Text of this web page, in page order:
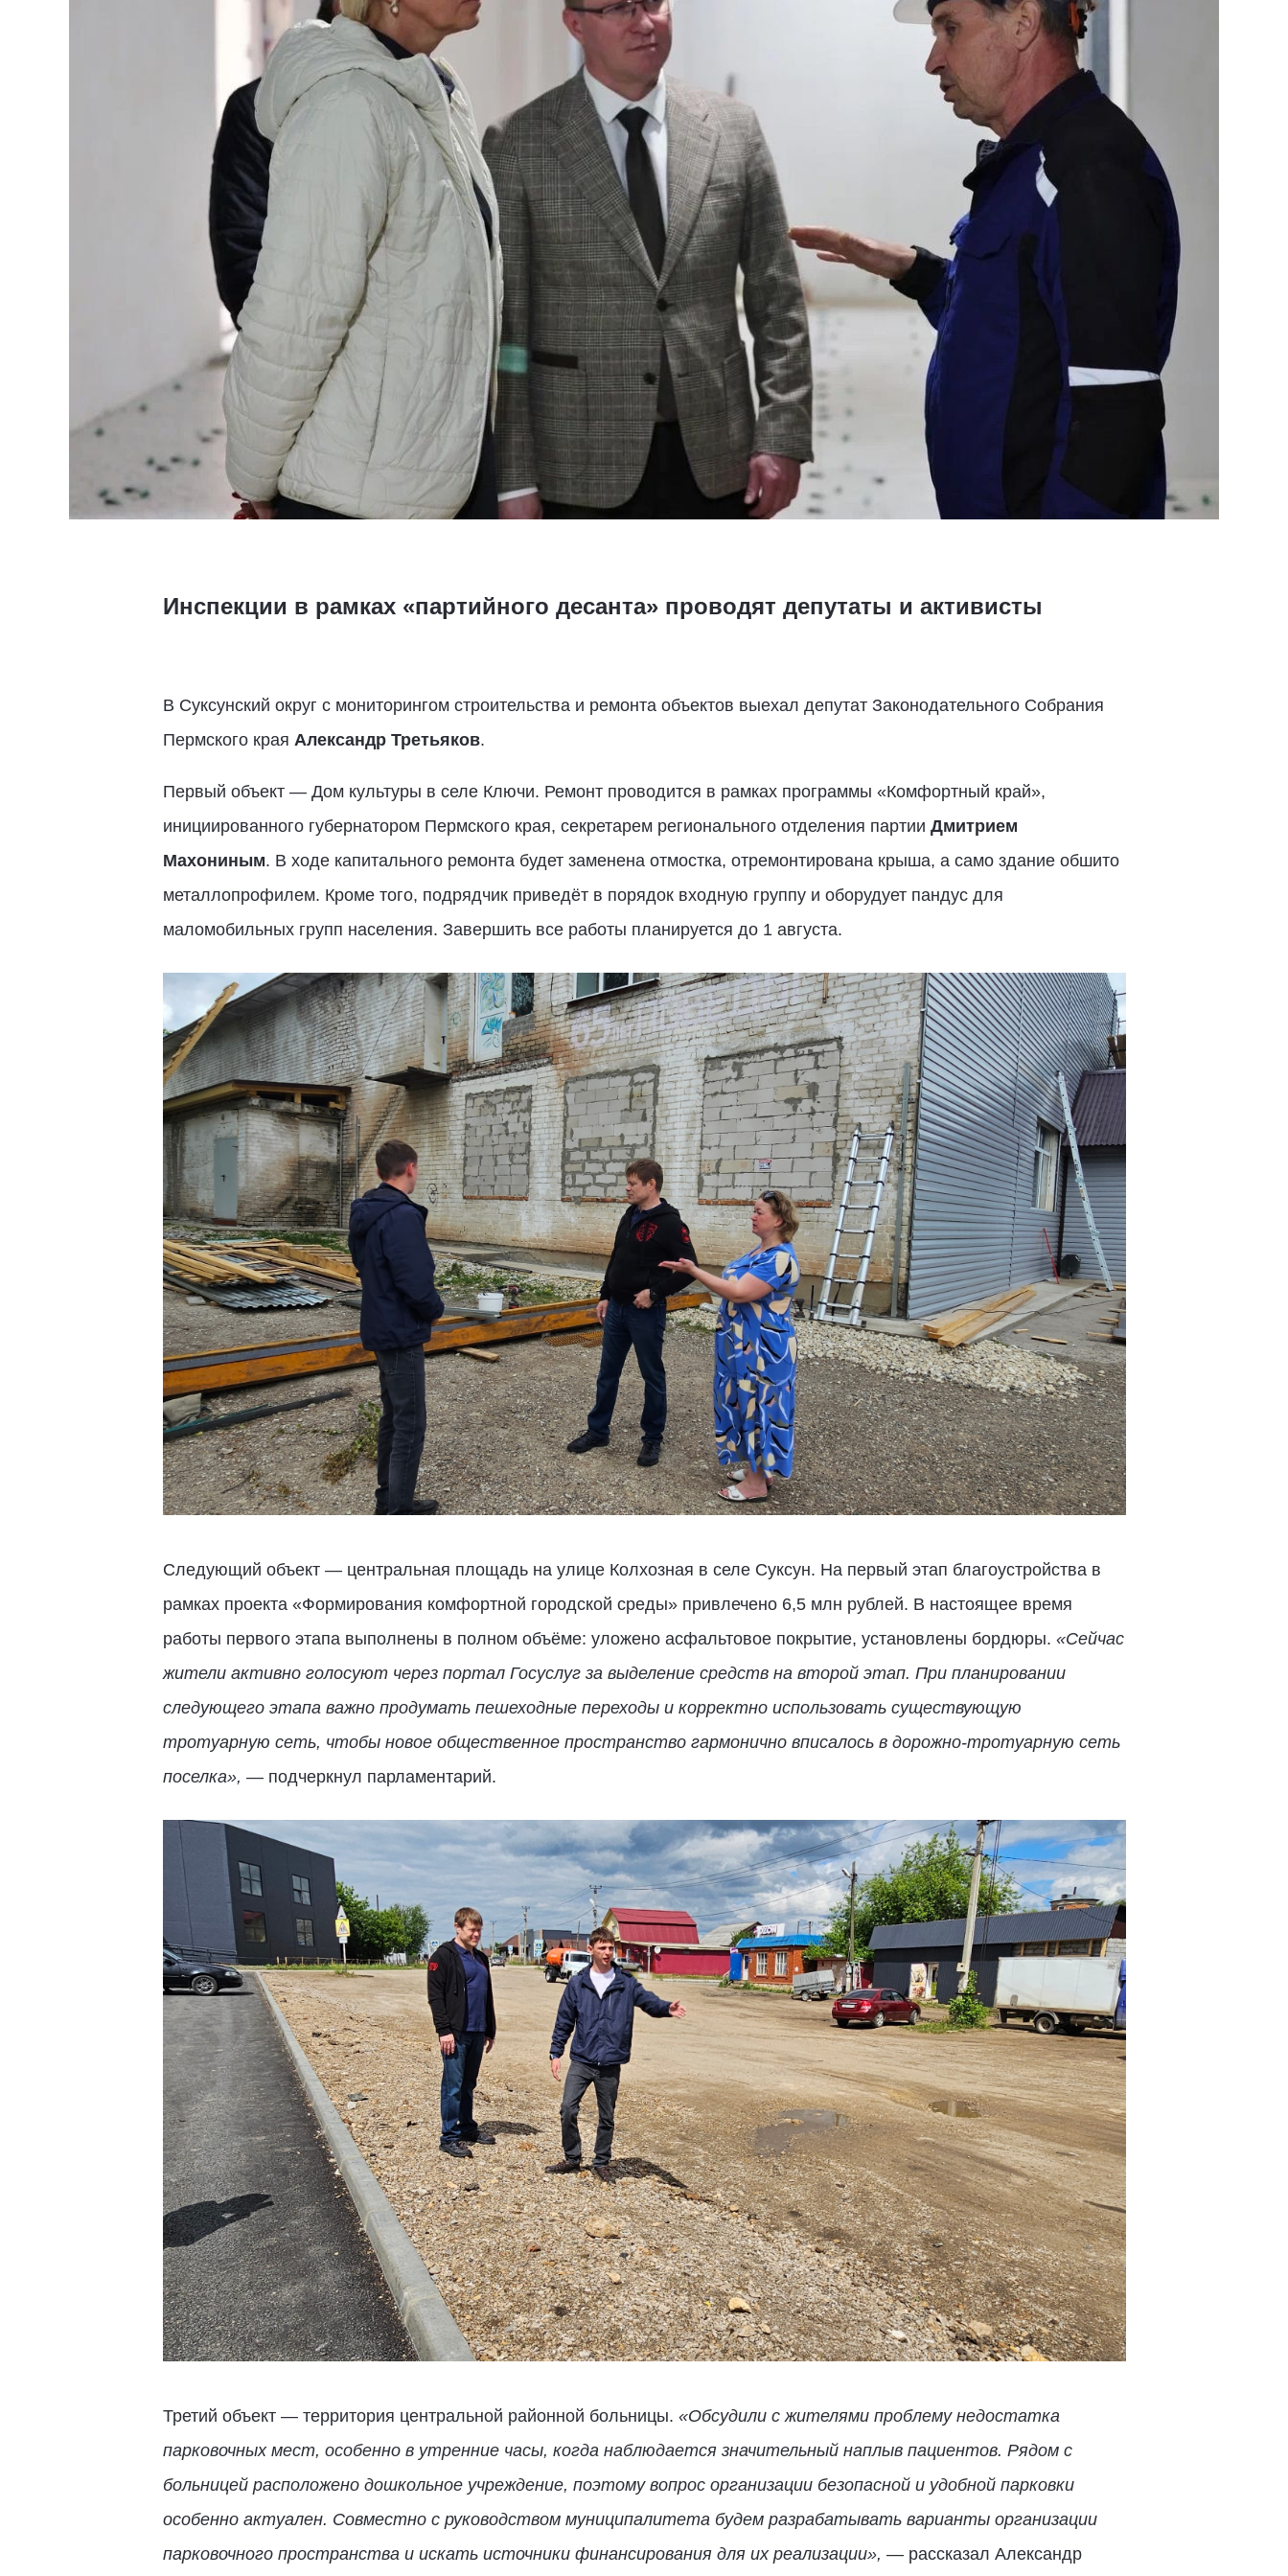
Инспекции в рамках «партийного десанта» проводят депутаты и активисты
В Суксунский округ с мониторингом строительства и ремонта объектов выехал депутат Законодательного Собрания
Пермского края Александр Третьяков.
Первый объект — Дом культуры в селе Ключи. Ремонт проводится в рамках программы «Комфортный край»,
инициированного губернатором Пермского края, секретарем регионального отделения партии Дмитрием
Махониным. В ходе капитального ремонта будет заменена отмостка, отремонтирована крыша, а само здание обшито
металлопрофилем. Кроме того, подрядчик приведёт в порядок входную группу и оборудует пандус для
маломобильных групп населения. Завершить все работы планируется до 1 августа.
Следующий объект — центральная площадь на улице Колхозная в селе Суксун. На первый этап благоустройства в
рамках проекта «Формирования комфортной городской среды» привлечено 6,5 млн рублей. В настоящее время
работы первого этапа выполнены в полном объёме: уложено асфальтовое покрытие, установлены бордюры. «Сейчас
жители активно голосуют через портал Госуслуг за выделение средств на второй этап. При планировании
следующего этапа важно продумать пешеходные переходы и корректно использовать существующую
тротуарную сеть, чтобы новое общественное пространство гармонично вписалось в дорожно-тротуарную сеть
поселка», — подчеркнул парламентарий.
Третий объект — территория центральной районной больницы. «Обсудили с жителями проблему недостатка
парковочных мест, особенно в утренние часы, когда наблюдается значительный наплыв пациентов. Рядом с
больницей расположено дошкольное учреждение, поэтому вопрос организации безопасной и удобной парковки
особенно актуален. Совместно с руководством муниципалитета будем разрабатывать варианты организации
парковочного пространства и искать источники финансирования для их реализации», — рассказал Александр